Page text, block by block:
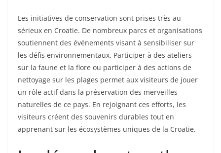
Les initiatives de conservation sont prises très au
sérieux en Croatie. De nombreux parcs et organisations
soutiennent des événements visant à sensibiliser sur
les défis environnementaux. Participer à des ateliers
sur la faune et la flore ou participer à des actions de
nettoyage sur les plages permet aux visiteurs de jouer
un rôle actif dans la préservation des merveilles
naturelles de ce pays. En rejoignant ces efforts, les
visiteurs créent des souvenirs durables tout en
apprenant sur les écosystèmes uniques de la Croatie.